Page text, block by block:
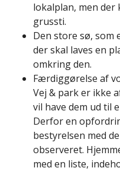
lokalplan, men der
grussti.
Den store sø, som
der skal laves en
omkring den.
Færdiggørelse af
Vej & park er ikke
vil have dem ud til
Derfor en
bestyrelsen med
observeret.
med en liste,